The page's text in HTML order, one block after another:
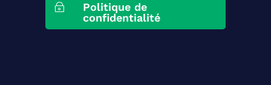
~
Politique de
confidentialité